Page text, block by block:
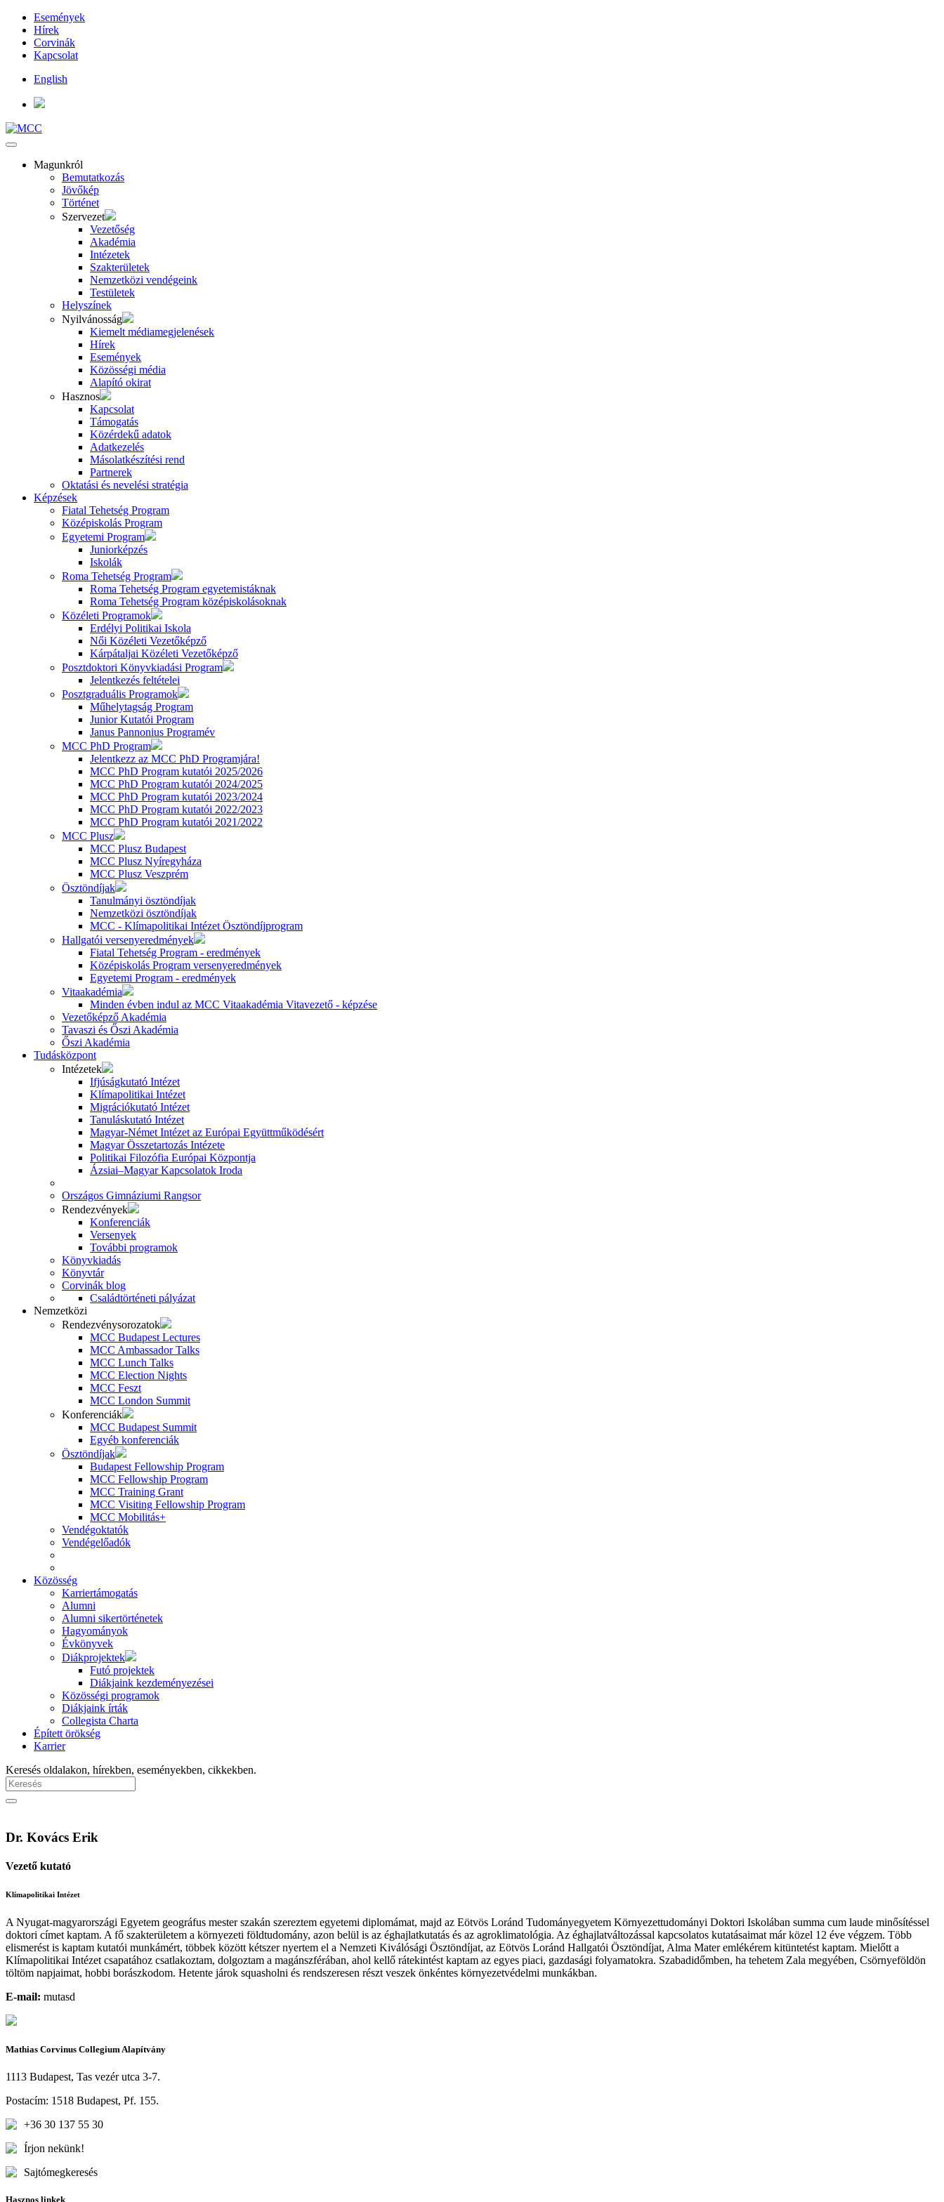
Események
Hírek
Corvinák
Kapcsolat
English
Magunkról
Bemutatkozás
Jövőkép
Történet
Szervezet
Vezetőség
Akadémia
Intézetek
Szakterületek
Nemzetközi vendégeink
Testületek
Helyszínek
Nyilvánosság
Kiemelt médiamegjelenések
Hírek
Események
Közösségi média
Alapító okirat
Hasznos
Kapcsolat
Támogatás
Közérdekű adatok
Adatkezelés
Másolatkészítési rend
Partnerek
Oktatási és nevelési stratégia
Képzések
Fiatal Tehetség Program
Középiskolás Program
Egyetemi Program
Juniorképzés
Iskolák
Roma Tehetség Program
Roma Tehetség Program egyetemistáknak
Roma Tehetség Program középiskolásoknak
Közéleti Programok
Erdélyi Politikai Iskola
Női Közéleti Vezetőképző
Kárpátaljai Közéleti Vezetőképző
Posztdoktori Könyvkiadási Program
Jelentkezés feltételei
Posztgraduális Programok
Műhelytagság Program
Junior Kutatói Program
Janus Pannonius Programév
MCC PhD Program
Jelentkezz az MCC PhD Programjára!
MCC PhD Program kutatói 2025/2026
MCC PhD Program kutatói 2024/2025
MCC PhD Program kutatói 2023/2024
MCC PhD Program kutatói 2022/2023
MCC PhD Program kutatói 2021/2022
MCC Plusz
MCC Plusz Budapest
MCC Plusz Nyíregyháza
MCC Plusz Veszprém
Ösztöndíjak
Tanulmányi ösztöndíjak
Nemzetközi ösztöndíjak
MCC - Klímapolitikai Intézet Ösztöndíjprogram
Hallgatói versenyeredmények
Fiatal Tehetség Program - eredmények
Középiskolás Program versenyeredmények
Egyetemi Program - eredmények
Vitaakadémia
Minden évben indul az MCC Vitaakadémia Vitavezető - képzése
Vezetőképző Akadémia
Tavaszi és Őszi Akadémia
Őszi Akadémia
Tudásközpont
Intézetek
Ifjúságkutató Intézet
Klímapolitikai Intézet
Migrációkutató Intézet
Tanuláskutató Intézet
Magyar-Német Intézet az Európai Együttműködésért
Magyar Összetartozás Intézete
Politikai Filozófia Európai Központja
Ázsiai–Magyar Kapcsolatok Iroda
Országos Gimnáziumi Rangsor
Rendezvények
Konferenciák
Versenyek
További programok
Könyvkiadás
Könyvtár
Corvinák blog
Családtörténeti pályázat
Nemzetközi
Rendezvénysorozatok
MCC Budapest Lectures
MCC Ambassador Talks
MCC Lunch Talks
MCC Election Nights
MCC Feszt
MCC London Summit
Konferenciák
MCC Budapest Summit
Egyéb konferenciák
Ösztöndíjak
Budapest Fellowship Program
MCC Fellowship Program
MCC Training Grant
MCC Visiting Fellowship Program
MCC Mobilitás+
Vendégoktatók
Vendégelőadók
Közösség
Karriertámogatás
Alumni
Alumni sikertörténetek
Hagyományok
Évkönyvek
Diákprojektek
Futó projektek
Diákjaink kezdeményezései
Közösségi programok
Diákjaink írták
Collegista Charta
Épített örökség
Karrier
Keresés oldalakon, hírekben, eseményekben, cikkekben.
Dr. Kovács Erik
Vezető kutató
Klímapolitikai Intézet
A Nyugat-magyarországi Egyetem geográfus mester szakán szereztem egyetemi diplomámat, majd az Eötvös Loránd Tudományegyetem Környezettudományi Doktori Iskolában summa cum laude minősítéssel
doktori címet kaptam. A fő szakterületem a környezeti földtudomány, azon belül is az éghajlatkutatás és az agroklimatológia. Az éghajlatváltozással kapcsolatos kutatásaimat már közel 12 éve végzem. Több
elismerést is kaptam kutatói munkámért, többek között kétszer nyertem el a Nemzeti Kiválósági Ösztöndíjat, az Eötvös Loránd Hallgatói Ösztöndíjat, Alma Mater emlékérem kitüntetést kaptam. Mielőtt a
Klímapolitikai Intézet csapatához csatlakoztam, dolgoztam a magánszférában, ahol kellő rátekintést kaptam az egyes piaci, gazdasági folyamatokra. Szabadidőmben, ha tehetem Zala megyében, Csörnyeföldön
töltöm napjaimat, hobbi borászkodom. Hetente járok squasholni és rendszeresen részt veszek önkéntes környezetvédelmi munkákban.
E-mail: mutasd
Mathias Corvinus Collegium Alapítvány
1113 Budapest, Tas vezér utca 3-7.
Postacím: 1518 Budapest, Pf. 155.
+36 30 137 55 30
Írjon nekünk!
Sajtómegkeresés
Hasznos linkek